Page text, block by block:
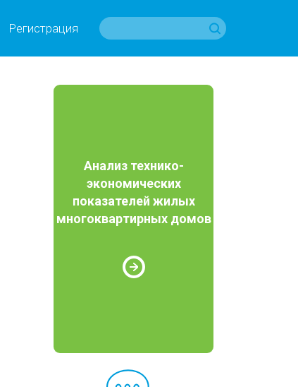
Регистрация
Анализ технико-
экономических
показателей жилых
многоквартирных домов